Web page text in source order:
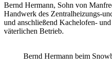
Bernd Hermann, Sohn von
Handwerk des Zentralheizungs-
und anschließend Kachelofen-
väterlichen Betrieb.
Bernd Hermann beim